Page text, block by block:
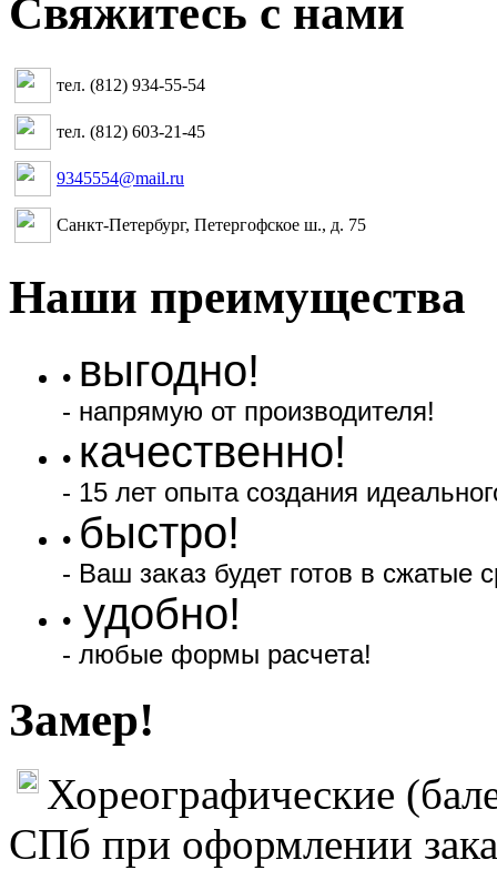
Свяжитесь с нами
тел. (812) 934-55-54
тел. (812) 603-21-45
9345554@mail.ru
Санкт-Петербург, Петергофское ш., д. 75
Наши преимущества
• выгодно!
- напрямую от производителя!
• качественно!
- 15 лет опыта создания
• быстро!
- Ваш заказ будет готов в сжатые
• удобно!
- любые формы расчета!
Замер!
Хореографические
СПб при оформлении